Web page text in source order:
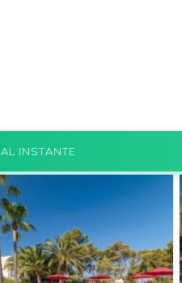
INSTANTE